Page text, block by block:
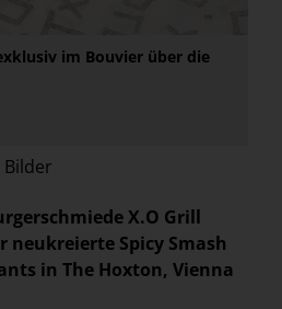
im Bouvier über die
Bilder
X.O Grill
neukreierte Spicy Smash
in The Hoxton, Vienna